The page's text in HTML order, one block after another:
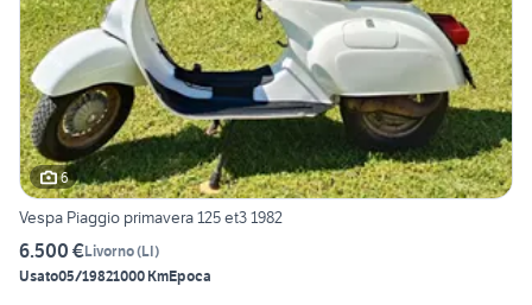
6
Vespa Piaggio primavera 125 et3 1982
6.500 €Livorno(LI)
Usato05/19821000 KmEpoca